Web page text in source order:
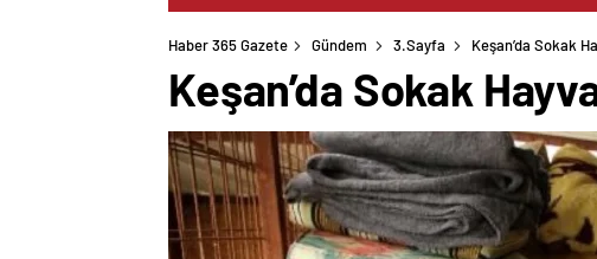
Haber 365 Gazete Gündem 3.Sayfa Keşan’da Sokak
Keşan’da Sokak